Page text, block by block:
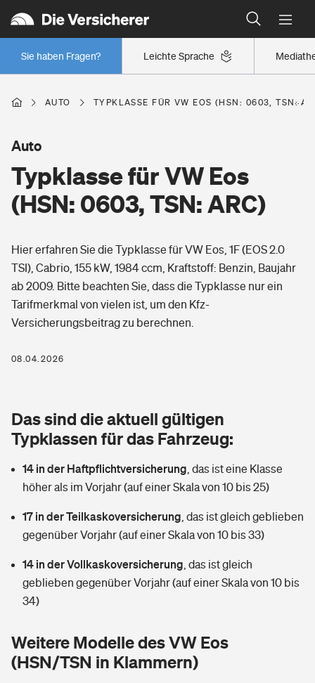
Leichte Sprache
Sie haben Fragen?
Wer versichert was: Jetzt Versicherer finden
Regionalklassen: So ist Ihre Region eingestuft
Wer versichert was: Jetzt Versicherer finden
Berufsunfähigkeitsversicherung
Erwerbsunfähigkeitsversicherung
Grundfähigkeitsversicherung
Arbeitsrechtsschutz
Berufshaftpflichtversicherung
Zur Übersicht
Tools
Wer versichert was: Jetzt Versicherer finden
Sie haben Fragen?
Wohnen
Glasversicherung
Mietkautionsversicherung
Restkreditversicherung
Zur Übersicht
Hochwasser-Check: Wie gefährdet ist Ihr Haus?
Freizeit
Pri­vate Haft­pflicht­
Kinderunfall­ver­si­che­rung
Kinderinvalidität
Reiseversicherung
Pferdehalter-Haftpflicht
Private Cyberversicherung
Gesundheit
Private Krankenversicherung
Dread-Disease-Versicherung
Tierkrankenversicherung
Wer versichert was: Jetzt Versicherer finden
Sie haben Fragen?
Rentenrechner: Wie viel Geld bekomme ich im Alter?
AUTO TYPKLASSE FÜR VW EOS (HSN: 0603, TSN:
Typklasse für VW Eos
(HSN: 0603, TSN: ARC)
Auto
Hier erfahren Sie die Typklasse für VW Eos, 1F (EOS 2.0
TSI), Cabrio, 155 kW, 1984 ccm, Kraftstoff: Benzin, Baujahr
ab 2009. Bitte beachten Sie, dass die Typklasse nur ein
Tarifmerkmal von vielen ist, um den Kfz-
Versicherungsbeitrag zu berechnen.
08.04.2026
Das sind die aktuell gültigen
Typklassen für das Fahrzeug:
14 in der Haftpflichtversicherung das ist eine Klasse
höher als im Vorjahr (auf einer Skala von 10 bis 25)
17 in der Teilkaskoversicherung das ist gleich geblieben
gegenüber Vorjahr (auf einer Skala von 10 bis 33)
14 in der Vollkaskoversicherung das ist gleich
geblieben gegenüber Vorjahr (auf einer Skala von 10 bis
34)
Weitere Modelle des VW Eos
(HSN/TSN in Klammern)